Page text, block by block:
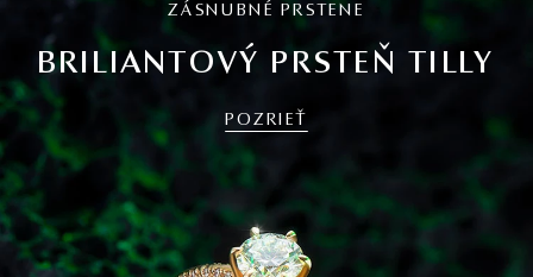
ZÁSNUBNÉ PRSTENE
BRILIANTOVÝ PRSTEŇ TILLY
POZRIEŤ